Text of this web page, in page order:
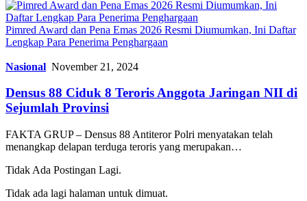
Pimred Award dan Pena Emas 2026 Resmi Diumumkan, Ini Daftar
Lengkap Para Penerima Penghargaan
Nasional November 21, 2024
Densus 88 Ciduk 8 Teroris Anggota Jaringan NII di
Sejumlah Provinsi
FAKTA GRUP – Densus 88 Antiteror Polri menyatakan telah
menangkap delapan terduga teroris yang merupakan…
Tidak Ada Postingan Lagi.
Tidak ada lagi halaman untuk dimuat.